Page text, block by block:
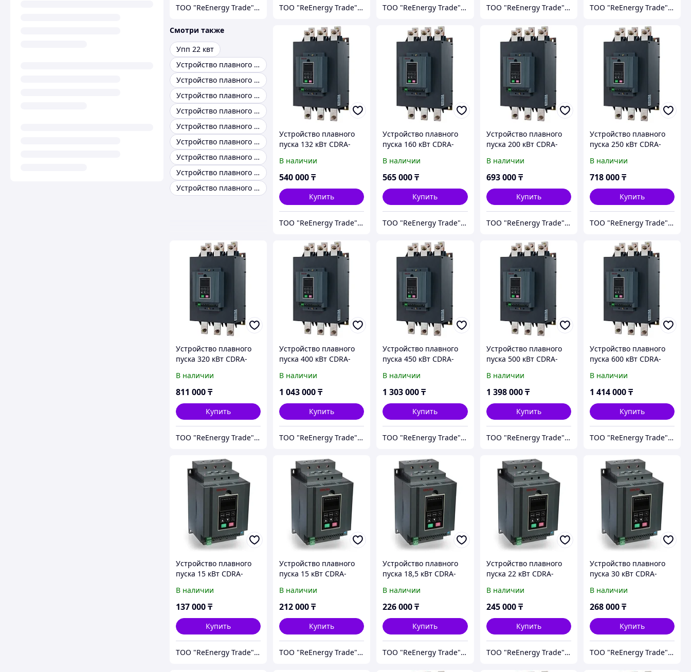
ТОО "ReEnergy Trade" Энергоэффективные технологии и оборудование ТОО "ReEnergy Trade" Энергоэффективные технологии и оборудование ТОО "ReEnergy Trade" Энергоэффективные технологии и оборудование ТОО "ReEnergy Trade" Энергоэффективные технологии и оборудование ТОО "ReEnergy Trade" Энергоэффективные технологии и оборудование
Смотри также
Упп 22 квт
Устройство плавного пуска 15 квт
Устройство плавного пуска 45 квт
Устройство плавного пуска 55 квт
Устройство плавного пуска 75 квт
Устройство плавного пуска 160 квт
Устройство плавного пуска 200 квт
Устройство плавного пуска 37 квт
Устройство плавного пуска 400 квт
Устройство плавного пуска 22 квт
Устройство плавного
пуска 132 кВт CDRA-
В наличии
540 000₸
Купить
ТОО "ReEnergy Trade" Энергоэффективные технологии и оборудование
Устройство плавного
пуска 160 кВт CDRA-
В наличии
565 000₸
Купить
ТОО "ReEnergy Trade" Энергоэффективные технологии и оборудование
Устройство плавного
пуска 200 кВт CDRA-
В наличии
693 000 ₸
Купить
ТОО "ReEnergy Trade" Энергоэффективные технологии и оборудование
Устройство плавного
пуска 250 кВт CDRA-
В наличии
718 000₸
Купить
ТОО "ReEnergy Trade" Энергоэффективные технологии и оборудование
Устройство плавного
пуска 320 кВт CDRA-
В наличии
811 000₸
Купить
ТОО "ReEnergy Trade" Энергоэффективные технологии и оборудование
Устройство плавного
пуска 400 кВт CDRA-
В наличии
1 043 000₸
Купить
ТОО "ReEnergy Trade" Энергоэффективные технологии и оборудование
Устройство плавного
пуска 450 кВт CDRA-
В наличии
1 303 000₸
Купить
ТОО "ReEnergy Trade" Энергоэффективные технологии и оборудование
Устройство плавного
пуска 500 кВт CDRA-
В наличии
1 398 000 ₸
Купить
ТОО "ReEnergy Trade" Энергоэффективные технологии и оборудование
Устройство плавного
пуска 600 кВт CDRA-
В наличии
1 414 000₸
Купить
ТОО "ReEnergy Trade" Энергоэффективные технологии и оборудование
Устройство плавного
пуска 15 кВт CDRA-
В наличии
137 000₸
Купить
ТОО "ReEnergy Trade" Энергоэффективные технологии и оборудование
Устройство плавного
пуска 15 кВт CDRA-
В наличии
212 000₸
Купить
ТОО "ReEnergy Trade" Энергоэффективные технологии и оборудование
Устройство плавного
пуска 18,5 кВт CDRA-
В наличии
226 000₸
Купить
ТОО "ReEnergy Trade" Энергоэффективные технологии и оборудование
Устройство плавного
пуска 22 кВт CDRA-
В наличии
245 000 ₸
Купить
ТОО "ReEnergy Trade" Энергоэффективные технологии и оборудование
Устройство плавного
пуска 30 кВт CDRA-
В наличии
268 000₸
Купить
ТОО "ReEnergy Trade" Энергоэффективные технологии и оборудование